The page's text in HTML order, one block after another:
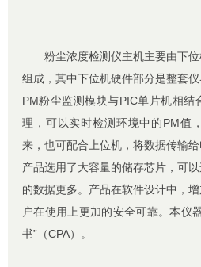
粉尘浓度检测仪主机主要由下
组成，其中下位机硬件部分是整套
PM粉尘监测模块与PIC单片机相结
理，可以实时检测环境中的PM值
来，也可配合上位机，将数据传输给
产品选用了大容量的储存芯片，可
的数据更多。产品在软件设计中，
户在使用上更加的安全可靠。本仪
书”（CPA）。